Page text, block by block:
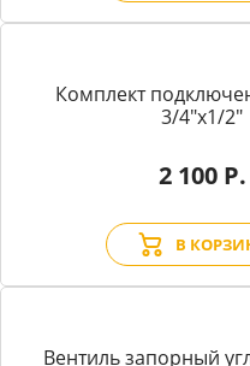
Комплект
3/4"х1/2"
2 100 Р.
В
Вентиль запорный